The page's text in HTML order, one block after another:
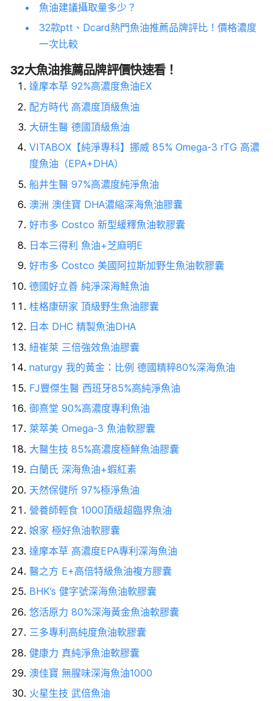
魚油建議攝取量多少？
32款ptt、Dcard熱門魚油推薦品牌評比！價格濃度
一次比較
32大魚油推薦品牌評價快速看！
達摩本草 92%高濃度魚油EX
配方時代 高濃度頂級魚油
大研生醫 德國頂級魚油
VITABOX【純淨專科】挪威 85% Omega-3 rTG 高濃
度魚油（EPA+DHA）
船井生醫 97%高濃度純淨魚油
澳洲 澳佳寶 DHA濃縮深海魚油膠囊
好市多 Costco 新型緩釋魚油軟膠囊
日本三得利 魚油+芝麻明E
好市多 Costco 美國阿拉斯加野生魚油軟膠囊
德國好立善 純淨深海鮭魚油
桂格康研家 頂級野生魚油膠囊
日本 DHC 精製魚油DHA
紐崔萊 三倍強效魚油膠囊
naturgy 我的黃金：比例 德國精粹80%深海魚油
FJ豐傑生醫 西班牙85%高純淨魚油
御熹堂 90%高濃度專利魚油
萊萃美 Omega-3 魚油軟膠囊
大醫生技 85%高濃度極鮮魚油膠囊
白蘭氏 深海魚油+蝦紅素
天然保健所 97%極淨魚油
營養師輕食 1000頂級超臨界魚油
娘家 極好魚油軟膠囊
達摩本草 高濃度EPA專利深海魚油
醫之方 E+高倍特級魚油複方膠囊
BHK’s 健字號深海魚油軟膠囊
悠活原力 80%深海黃金魚油軟膠囊
三多專利高純度魚油軟膠囊
健康力 真純淨魚油軟膠囊
澳佳寶 無腥味深海魚油1000
火星生技 武倍魚油